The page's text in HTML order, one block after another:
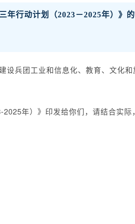
三年行动计划（2023－2025
设兵团工业和信息化、教育、文化
年）》印发给你们，请结合实际